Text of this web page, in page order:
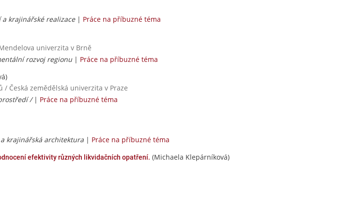
krajinářské realizace| Práce na příbuzné téma
univerzita v Brně
rozvoj regionu | Práce na příbuzné téma
Česká zemědělská univerzita v Praze
/ | Práce na příbuzné téma
krajinářská architektura | Práce na příbuzné téma
efektivity různých likvidačních opatření. (Michaela Klepárníková)